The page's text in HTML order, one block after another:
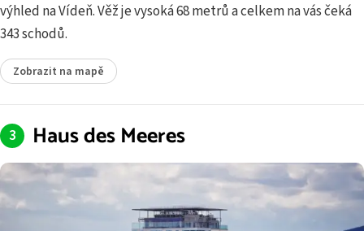
výhled na Vídeň. Věž je vysoká 68 metrů a celkem na vás čeká
343 schodů.
Zobrazit na mapě
Haus des Meeres